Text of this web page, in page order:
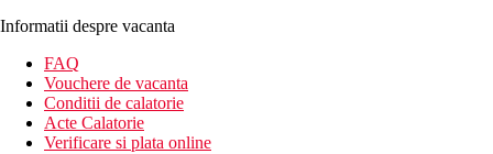
Informatii despre vacanta
FAQ
Vouchere de vacanta
Conditii de calatorie
Acte Calatorie
Verificare si plata online